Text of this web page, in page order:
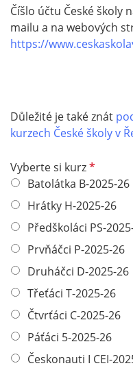
Číšlo účtu České školy
mailu a na webových
https://
Důležité je také znát
kurzech České školy v
Vyberte si kurzP
f
l
c
h
t
e
l
d
Batolátka B-2025-26
Hrátky H-2025-26
Předškoláci PS-
Prvňáčci P-2025-26
Druháčci D-2025-26
Třeťáci T-2025-26
Čtvrťáci C-2025-26
Páťáci 5-2025-26
Českonauti I CEI-